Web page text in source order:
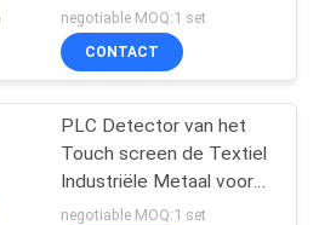
Detectorgewichtscontroleur
van het Voedselmetaal
negotiable MOQ:1 set
CONTACT
PLC Detector van het
Touch screen de Textiel
Industriële Metaal voor
Schoenen, Hoofdkussen
negotiable MOQ:1 set